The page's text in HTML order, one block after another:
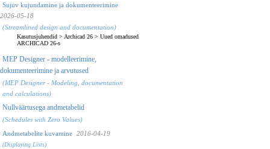
Sujuv kujundamine ja dokumenteerimine
2026-05-18
(Streamlined design and documentation)
Kasutusjuhendid > Archicad 26 > Uued omadused
ARCHICAD 26-s
MEP Designer - modelleerimine,
dokumenteerimine ja arvutused
(MEP Designer - Modeling, documentation
and calculations)
Nullväärtusega andmetabelid
(Schedules with Zero Values)
Andmetabelite kuvamine
2016-04-19
(Displaying Lists)